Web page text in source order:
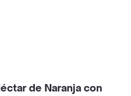
de Naranja con